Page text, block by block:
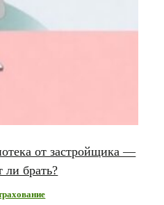
от застройщика —
ли брать?